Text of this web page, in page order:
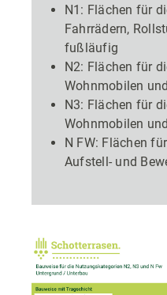
N1: Flächen für
Fahrrädern,
fußläufig
N2: Flächen für
Wohnmobilen
N3: Flächen für
Wohnmobilen
N FW: Flächen
Aufstell- und